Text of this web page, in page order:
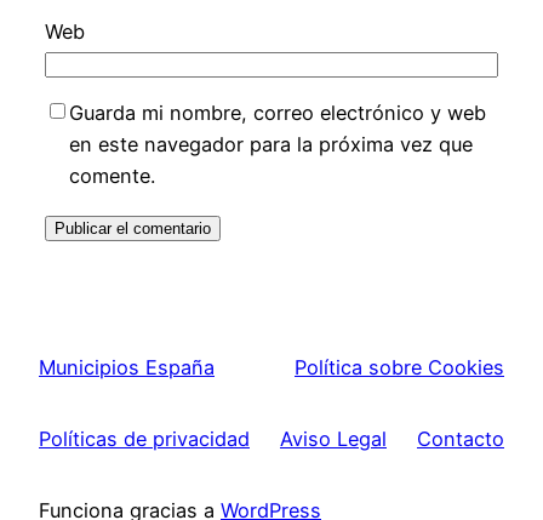
Web
Guarda mi nombre, correo electrónico y web
en este navegador para la próxima vez que
comente.
Municipios España Política sobre Cookies
Políticas de privacidad Aviso Legal Contacto
Funciona gracias a WordPress